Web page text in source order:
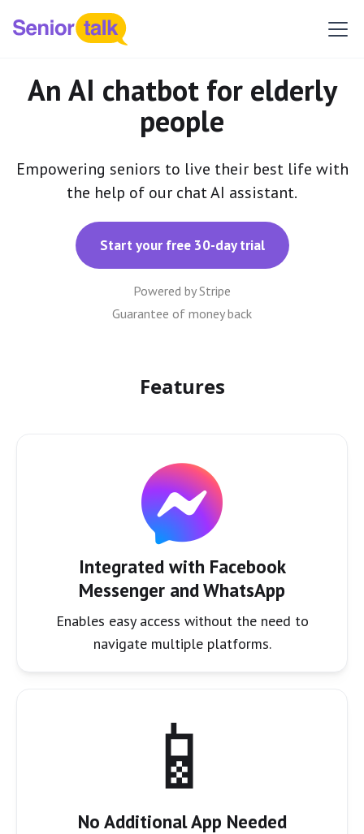
An AI chatbot for elderly
people
Empowering seniors to live their best life with
the help of our chat AI assistant.
Start your free 30-day trial
Powered by Stripe
Guarantee of money back
Features
Integrated with Facebook
Messenger and WhatsApp
Enables easy access without the need to
navigate multiple platforms.
📱
No Additional App Needed